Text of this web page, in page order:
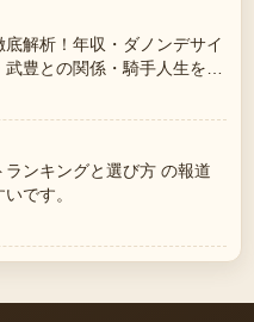
底解析！年収・ダノンデサイ
豊との関係・騎手人生を一
す。ライブ更新を続けて
ンキングと選び方 の報道
です。